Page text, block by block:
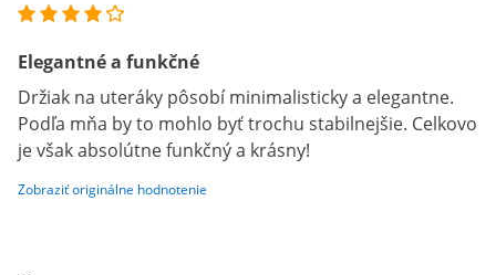
Elegantné a funkčné
Držiak na uteráky pôsobí minimalisticky a elegantne.
Podľa mňa by to mohlo byť trochu stabilnejšie. Celkovo
je však absolútne funkčný a krásny!
Zobraziť originálne hodnotenie